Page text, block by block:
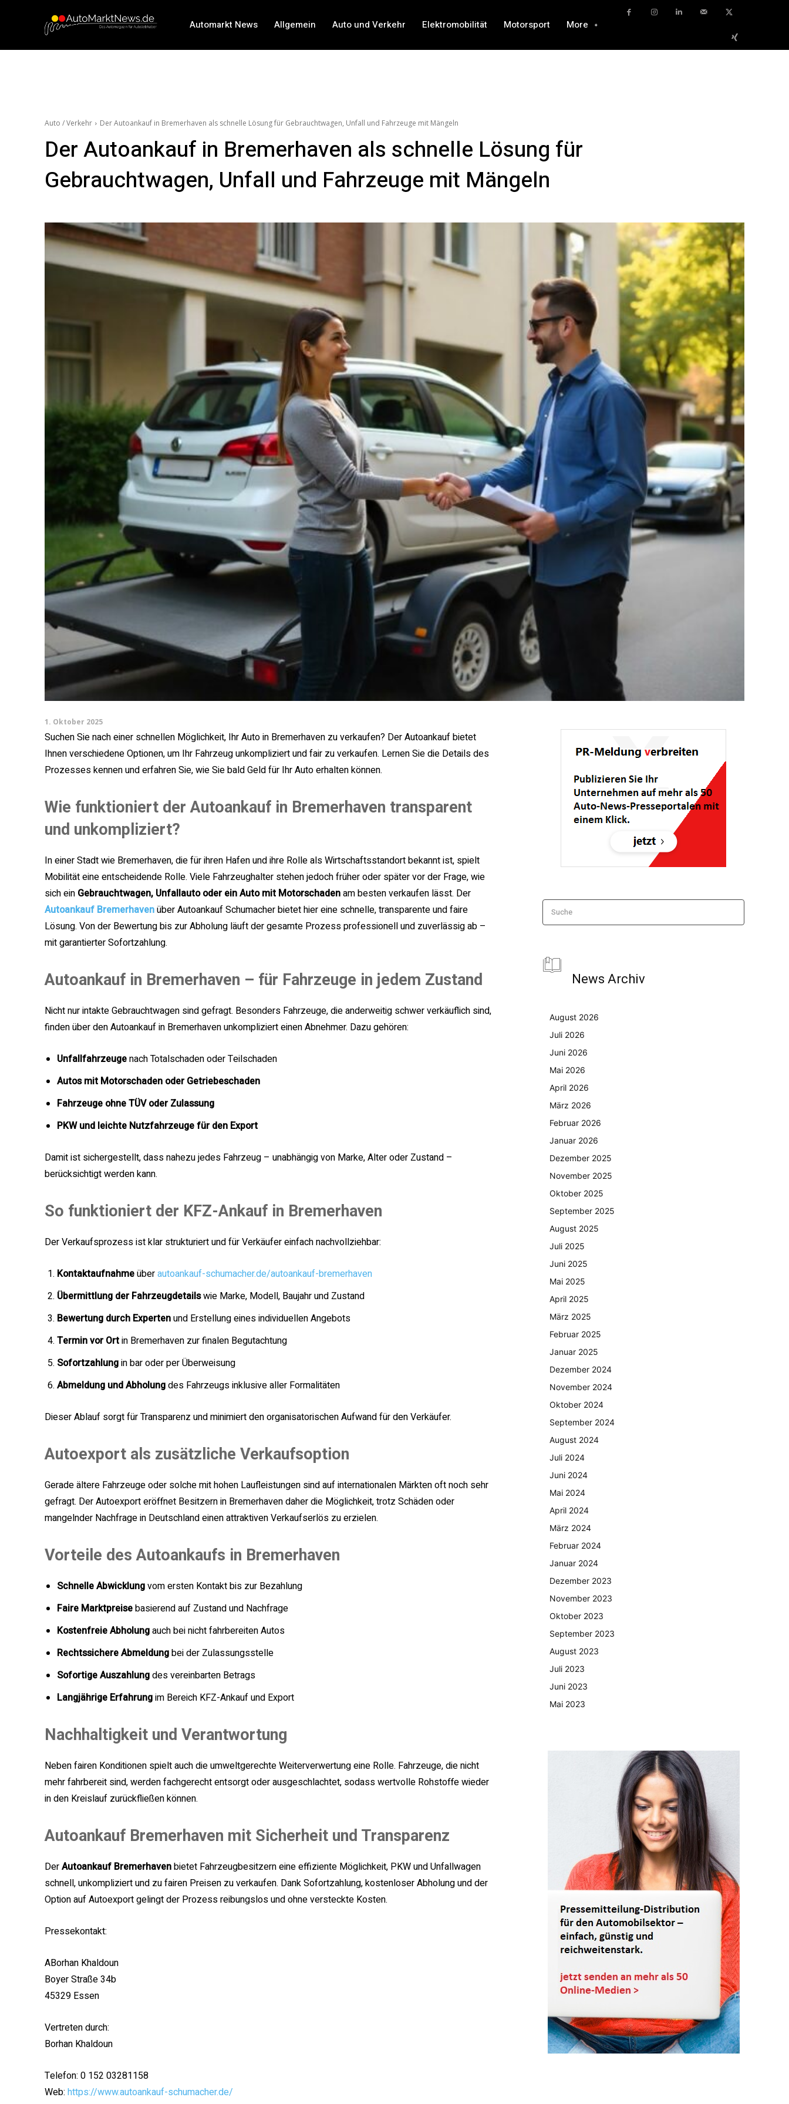
Automarkt News Allgemein Auto und Verkehr Elektromobilität Motorsport More
Auto / Verkehr Der Autoankauf in Bremerhaven als schnelle Lösung für Gebrauchtwagen, Unfall und Fahrzeuge mit Mängeln
Der Autoankauf in Bremerhaven als schnelle Lösung für
Gebrauchtwagen, Unfall und Fahrzeuge mit Mängeln
1. Oktober 2025
Suchen Sie nach einer schnellen Möglichkeit, Ihr Auto in Bremerhaven zu verkaufen? Der Autoankauf bietet
Ihnen verschiedene Optionen, um Ihr Fahrzeug unkompliziert und fair zu verkaufen. Lernen Sie die Details des
Prozesses kennen und erfahren Sie, wie Sie bald Geld für Ihr Auto erhalten können.
Wie funktioniert der Autoankauf in Bremerhaven transparent
und unkompliziert?
In einer Stadt wie Bremerhaven, die für ihren Hafen und ihre Rolle als Wirtschaftsstandort bekannt ist, spielt
Mobilität eine entscheidende Rolle. Viele Fahrzeughalter stehen jedoch früher oder später vor der Frage, wie
sich ein Gebrauchtwagen, Unfallauto oder ein Auto mit Motorschadenam besten verkaufen lässt. Der
Autoankauf Bremerhavenüber Autoankauf Schumacher bietet hier eine schnelle, transparente und faire
Lösung. Von der Bewertung bis zur Abholung läuft der gesamte Prozess professionell und zuverlässig ab –
mit garantierter Sofortzahlung.
Autoankauf in Bremerhaven – für Fahrzeuge in jedem Zustand
Nicht nur intakte Gebrauchtwagen sind gefragt. Besonders Fahrzeuge, die anderweitig schwer verkäuflich sind,
finden über den Autoankauf in Bremerhaven unkompliziert einen Abnehmer. Dazu gehören:
Unfallfahrzeugenach Totalschaden oder Teilschaden
Autos mit Motorschaden oder Getriebeschaden
Fahrzeuge ohne TÜV oder Zulassung
PKW und leichte Nutzfahrzeuge für den Export
Damit ist sichergestellt, dass nahezu jedes Fahrzeug – unabhängig von Marke, Alter oder Zustand –
berücksichtigt werden kann.
So funktioniert der KFZ-Ankauf in Bremerhaven
Der Verkaufsprozess ist klar strukturiert und für Verkäufer einfach nachvollziehbar:
Kontaktaufnahmeüberautoankauf-schumacher.de/autoankauf-bremerhaven
Übermittlung der Fahrzeugdetailswie Marke, Modell, Baujahr und Zustand
Bewertung durch Expertenund Erstellung eines individuellen Angebots
Termin vor Ortin Bremerhaven zur finalen Begutachtung
Sofortzahlungin bar oder per Überweisung
Abmeldung und Abholungdes Fahrzeugs inklusive aller Formalitäten
Dieser Ablauf sorgt für Transparenz und minimiert den organisatorischen Aufwand für den Verkäufer.
Autoexport als zusätzliche Verkaufsoption
Gerade ältere Fahrzeuge oder solche mit hohen Laufleistungen sind auf internationalen Märkten oft noch sehr
gefragt. Der Autoexport eröffnet Besitzern in Bremerhaven daher die Möglichkeit, trotz Schäden oder
mangelnder Nachfrage in Deutschland einen attraktiven Verkaufserlös zu erzielen.
Vorteile des Autoankaufs in Bremerhaven
Schnelle Abwicklungvom ersten Kontakt bis zur Bezahlung
Faire Marktpreisebasierend auf Zustand und Nachfrage
Kostenfreie Abholungauch bei nicht fahrbereiten Autos
Rechtssichere Abmeldungbei der Zulassungsstelle
Sofortige Auszahlungdes vereinbarten Betrags
Langjährige Erfahrungim Bereich KFZ-Ankauf und Export
Nachhaltigkeit und Verantwortung
Neben fairen Konditionen spielt auch die umweltgerechte Weiterverwertung eine Rolle. Fahrzeuge, die nicht
mehr fahrbereit sind, werden fachgerecht entsorgt oder ausgeschlachtet, sodass wertvolle Rohstoffe wieder
in den Kreislauf zurückfließen können.
Autoankauf Bremerhaven mit Sicherheit und Transparenz
DerAutoankauf Bremerhavenbietet Fahrzeugbesitzern eine effiziente Möglichkeit, PKW und Unfallwagen
schnell, unkompliziert und zu fairen Preisen zu verkaufen. Dank Sofortzahlung, kostenloser Abholung und der
Option auf Autoexport gelingt der Prozess reibungslos und ohne versteckte Kosten.
Pressekontakt:
ABorhan Khaldoun
Boyer Straße 34b
45329 Essen
Vertreten durch:
Borhan Khaldoun
Telefon: 0 152 03281158
Web: https://www.autoankauf-schumacher.de/
Suche
News Archiv
August 2026
Juli 2026
Juni 2026
Mai 2026
April 2026
März 2026
Februar 2026
Januar 2026
Dezember 2025
November 2025
Oktober 2025
September 2025
August 2025
Juli 2025
Juni 2025
Mai 2025
April 2025
März 2025
Februar 2025
Januar 2025
Dezember 2024
November 2024
Oktober 2024
September 2024
August 2024
Juli 2024
Juni 2024
Mai 2024
April 2024
März 2024
Februar 2024
Januar 2024
Dezember 2023
November 2023
Oktober 2023
September 2023
August 2023
Juli 2023
Juni 2023
Mai 2023